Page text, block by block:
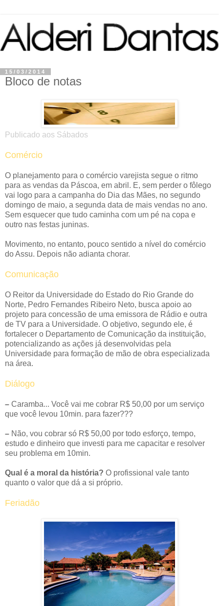
15/03/2014
Bloco de notas
Publicado aos Sábados
Comércio
O planejamento para o comércio varejista segue o ritmo
para as vendas da Páscoa, em abril. E, sem perder o fôlego
vai logo para a campanha do Dia das Mães, no segundo
domingo de maio, a segunda data de mais vendas no ano.
Sem esquecer que tudo caminha com um pé na copa e
outro nas festas juninas.
Movimento, no entanto, pouco sentido a nível do comércio
do Assu. Depois não adianta chorar.
Comunicação
O Reitor da Universidade do Estado do Rio Grande do
Norte, Pedro Fernandes Ribeiro Neto, busca apoio ao
projeto para concessão de uma emissora de Rádio e outra
de TV para a Universidade. O objetivo, segundo ele, é
fortalecer o Departamento de Comunicação da instituição,
potencializando as ações já desenvolvidas pela
Universidade para formação de mão de obra especializada
na área.
Diálogo
– Caramba... Você vai me cobrar R$ 50,00 por um serviço
que você levou 10min. para fazer???
– Não, vou cobrar só R$ 50,00 por todo esforço, tempo,
estudo e dinheiro que investi para me capacitar e resolver
seu problema em 10min.
Qual é a moral da história? O profissional vale tanto
quanto o valor que dá a si próprio.
Feriadão